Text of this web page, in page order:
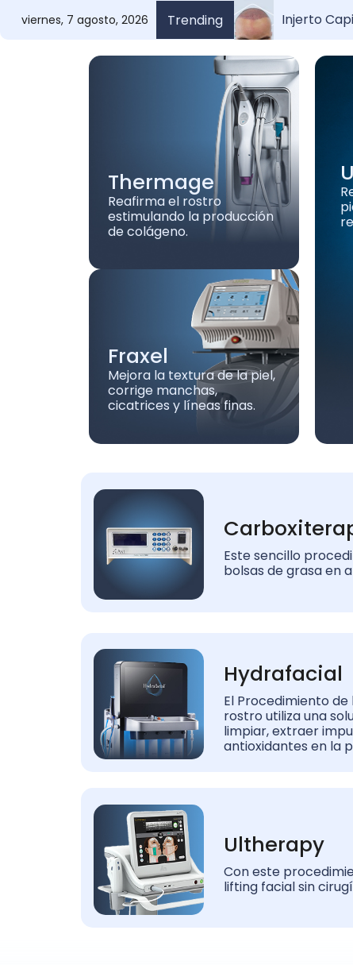
viernes, 7 agosto, 2026 Trending In
Por qué
Thermage
Reafirma el rostro
estimulando la producción
de colágeno.
Fraxel
Mejora la textura de la piel,
corrige manchas,
cicatrices y líneas finas.
Este sencillo
bolsas de grasa en
Hydrafacial
El Procedimiento
rostro utiliza una
limpiar, extraer
antioxidantes en la
Ultherapy
Con este
lifting facial sin